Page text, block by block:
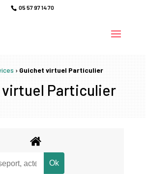
05 57 97 14 70
›Guichet virtuel Particulier
virtuel Particulier